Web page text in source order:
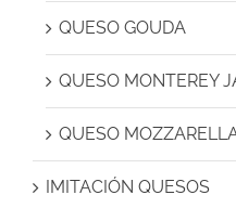
QUESO GOUDA
QUESO MONTEREY
QUESO
IMITACIÓN QUESOS